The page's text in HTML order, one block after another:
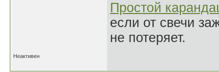
Простой
если от свечи
не потеряет.
Неактивен